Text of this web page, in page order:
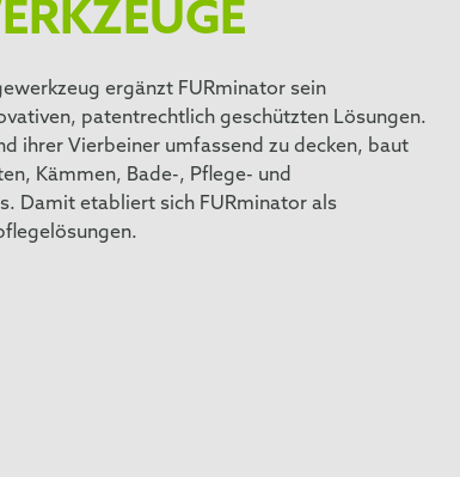
ergänzt FURminator sein
patentrechtlich geschützten Lösungen.
ihrer Vierbeiner umfassend zu decken, baut
Kämmen, Bade-, Pflege- und
Damit etabliert sich FURminator als